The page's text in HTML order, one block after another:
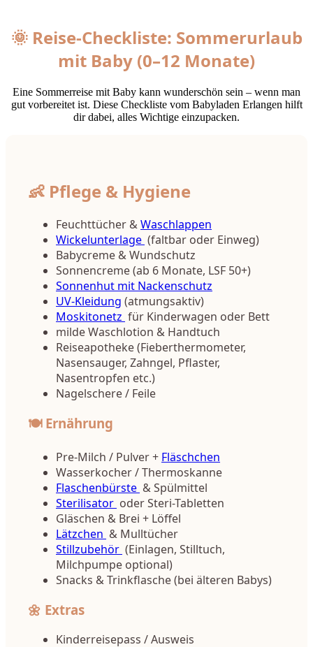
🌞 Reise-Checkliste: Sommerurlaub
mit Baby (0–12 Monate)
Eine Sommerreise mit Baby kann wunderschön sein – wenn man
gut vorbereitet ist. Diese Checkliste vom Babyladen Erlangen hilft
dir dabei, alles Wichtige einzupacken.
👶 Pflege & Hygiene
Feuchttücher &Waschlappen
Wickelunterlage (faltbar oder Einweg)
Babycreme & Wundschutz
Sonnencreme (ab 6 Monate, LSF 50+)
Sonnenhut mit Nackenschutz
UV-Kleidung (atmungsaktiv)
Moskitonetz für Kinderwagen oder Bett
milde Waschlotion & Handtuch
Reiseapotheke (Fieberthermometer,
Nasensauger, Zahngel, Pflaster,
Nasentropfen etc.)
Nagelschere / Feile
🍽️ Ernährung
Pre-Milch / Pulver + Fläschchen
Wasserkocher / Thermoskanne
Flaschenbürste & Spülmittel
Sterilisator oder Steri-Tabletten
Gläschen & Brei + Löffel
Lätzchen & Mulltücher
Stillzubehör (Einlagen, Stilltuch,
Milchpumpe optional)
Snacks & Trinkflasche (bei älteren Babys)
🌼 Extras
Kinderreisepass / Ausweis